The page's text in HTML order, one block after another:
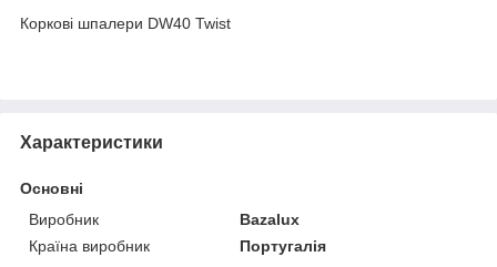
Коркові шпалери DW40 Twist
Характеристики
Основні
Виробник
Bazalux
Країна виробник
Португалія